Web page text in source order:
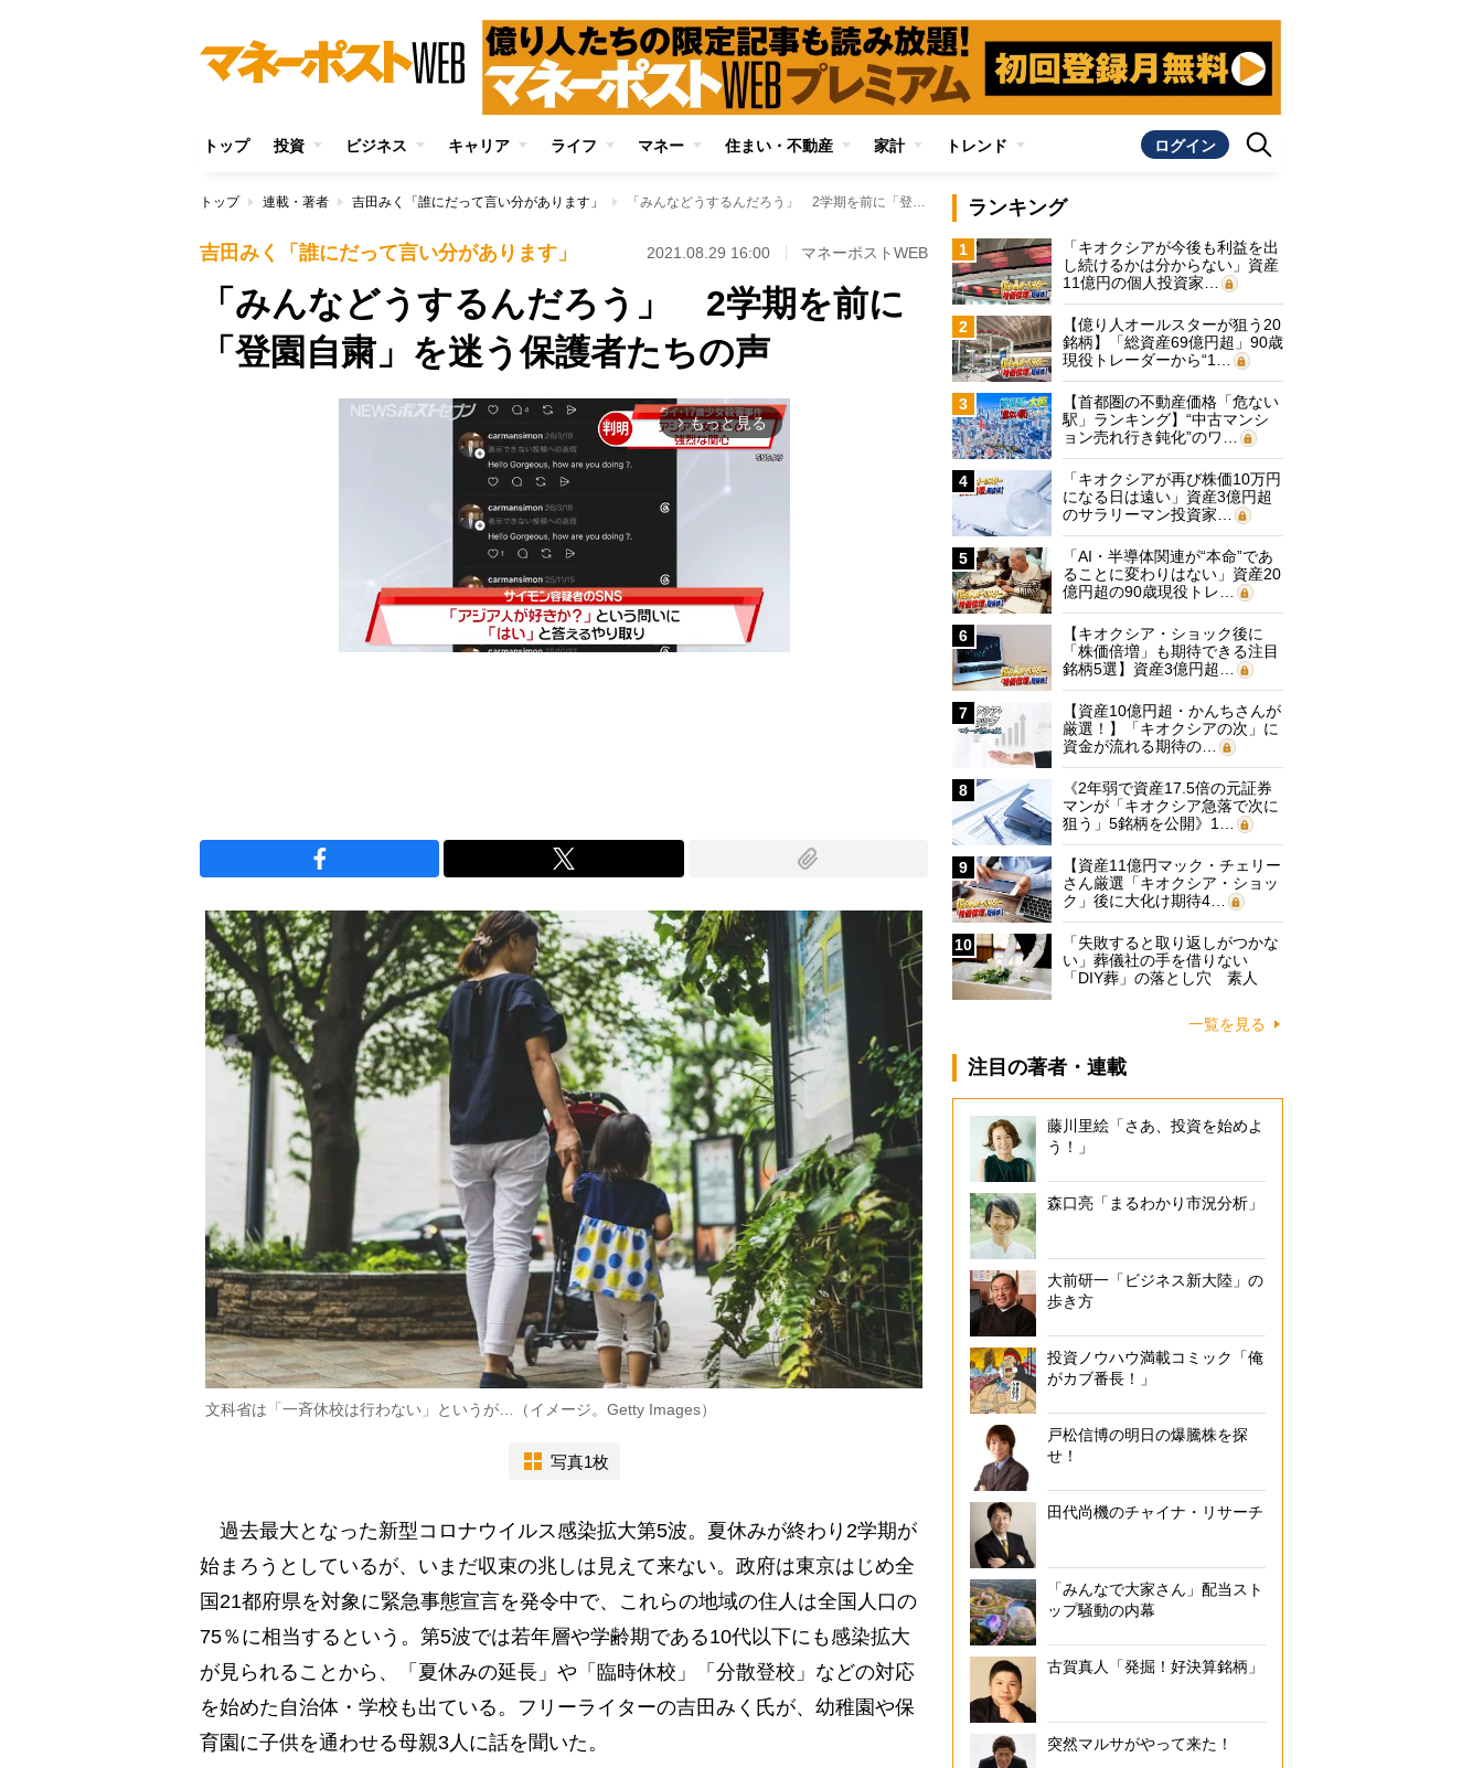
トップ 投資 ビジネス キャリア ライフ マネー 住まい・不動産 家計 トレンド ログイン
トップ 連載・著者 吉田みく「誰にだって言い分があります」 「みんなどうするんだろう」 2学期を前に「登園自粛」を迷う保護者たちの声
吉田みく「誰にだって言い分があります」 2021.08.29 16:00 マネーポストWEB
「みんなどうするんだろう」 2学期を前に
「登園自粛」を迷う保護者たちの声
arrow_forward_ios もっと見る
文科省は「一斉休校は行わない」というが…（イメージ。Getty Images）
写真1枚
過去最大となった新型コロナウイルス感染拡大第5波。夏休みが終わり2学期が
始まろうとしているが、いまだ収束の兆しは見えて来ない。政府は東京はじめ全
国21都府県を対象に緊急事態宣言を発令中で、これらの地域の住人は全国人口の
75％に相当するという。第5波では若年層や学齢期である10代以下にも感染拡大
が見られることから、「夏休みの延長」や「臨時休校」「分散登校」などの対応
を始めた自治体・学校も出ている。フリーライターの吉田みく氏が、幼稚園や保
育園に子供を通わせる母親3人に話を聞いた。
ランキング
1
「キオクシアが今後も利益を出
し続けるかは分からない」資産
11億円の個人投資家…
2
【億り人オールスターが狙う20
銘柄】「総資産69億円超」90歳
現役トレーダーから“1…
3
【首都圏の不動産価格「危ない
駅」ランキング】“中古マンシ
ョン売れ行き鈍化”のワ…
4
「キオクシアが再び株価10万円
になる日は遠い」資産3億円超
のサラリーマン投資家…
5
「AI・半導体関連が“本命”であ
ることに変わりはない」資産20
億円超の90歳現役トレ…
6
【キオクシア・ショック後に
「株価倍増」も期待できる注目
銘柄5選】資産3億円超…
7
【資産10億円超・かんちさんが
厳選！】「キオクシアの次」に
資金が流れる期待の…
8
《2年弱で資産17.5倍の元証券
マンが「キオクシア急落で次に
狙う」5銘柄を公開》1…
9
【資産11億円マック・チェリー
さん厳選「キオクシア・ショッ
ク」後に大化け期待4…
10
「失敗すると取り返しがつかな
い」葬儀社の手を借りない
「DIY葬」の落とし穴 素人
一覧を見る
注目の著者・連載
藤川里絵「さあ、投資を始めよ
う！」
森口亮「まるわかり市況分析」
大前研一「ビジネス新大陸」の
歩き方
投資ノウハウ満載コミック「俺
がカブ番長！」
戸松信博の明日の爆騰株を探
せ！
田代尚機のチャイナ・リサーチ
「みんなで大家さん」配当スト
ップ騒動の内幕
古賀真人「発掘！好決算銘柄」
突然マルサがやって来た！